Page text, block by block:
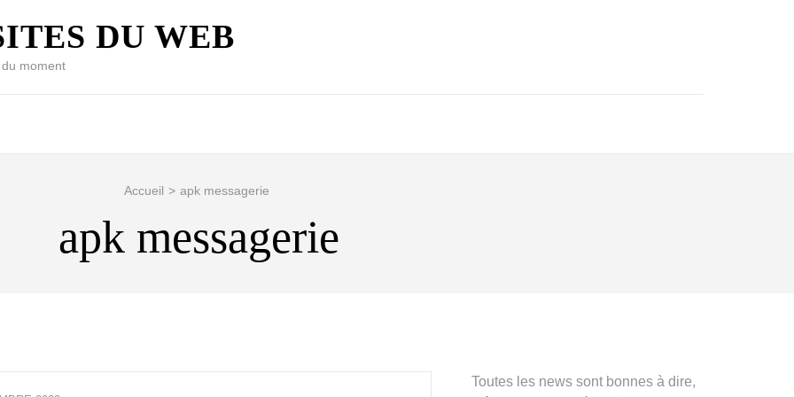
DU WEB
moment
Accueil > apk messagerie
apk messagerie
Toutes les news sont bonnes à dire,